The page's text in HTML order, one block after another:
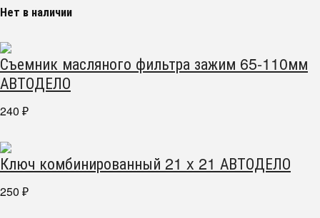
Нет в наличии
Съемник масляного фильтра зажим 65-110мм
АВТОДЕЛО
240 ₽
Ключ комбинированный 21 x 21 АВТОДЕЛО
250 ₽